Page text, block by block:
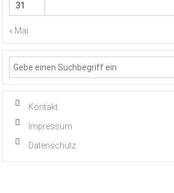
31
« Mai
Kontakt
Impressum
Datenschutz